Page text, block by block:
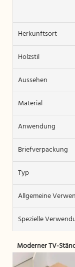
Herkunftsort
Holzstil
Aussehen
Material
Anwendung
Briefverpackung
Typ
Allgemeine
Spezielle
Moderner TV-